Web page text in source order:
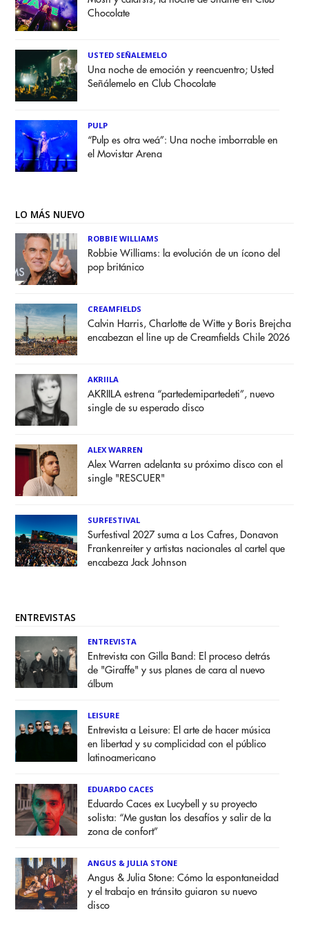
Chocolate
USTED SEÑALEMELO
Una noche de emoción y reencuentro; Usted
Señálemelo en Club Chocolate
PULP
“Pulp es otra weá”: Una noche imborrable en
el Movistar Arena
LO MÁS NUEVO
ROBBIE WILLIAMS
Robbie Williams: la evolución de un ícono del
pop británico
CREAMFIELDS
Calvin Harris, Charlotte de Witte y Boris Brejcha
encabezan el line up de Creamfields Chile 2026
AKRIILA
AKRIILA estrena “partedemipartedeti”, nuevo
single de su esperado disco
ALEX WARREN
Alex Warren adelanta su próximo disco con el
single "RESCUER"
SURFESTIVAL
Surfestival 2027 suma a Los Cafres, Donavon
Frankenreiter y artistas nacionales al cartel que
encabeza Jack Johnson
ENTREVISTAS
ENTREVISTA
Entrevista con Gilla Band: El proceso detrás
de "Giraffe" y sus planes de cara al nuevo
álbum
LEISURE
Entrevista a Leisure: El arte de hacer música
en libertad y su complicidad con el público
latinoamericano
EDUARDO CACES
Eduardo Caces ex Lucybell y su proyecto
solista: “Me gustan los desafíos y salir de la
zona de confort”
ANGUS & JULIA STONE
Angus & Julia Stone: Cómo la espontaneidad
y el trabajo en tránsito guiaron su nuevo
disco